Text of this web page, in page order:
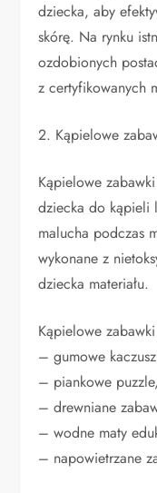
dziecka, aby
skórę. Na rynku
ozdobionych
z certyfikowanych
2. Kąpielowe
Kąpielowe
dziecka do kąpieli
malucha podczas
wykonane z
dziecka materiału.
Kąpielowe
– gumowe
– piankowe puzzle,
– drewniane
– wodne maty
– napowietrzane